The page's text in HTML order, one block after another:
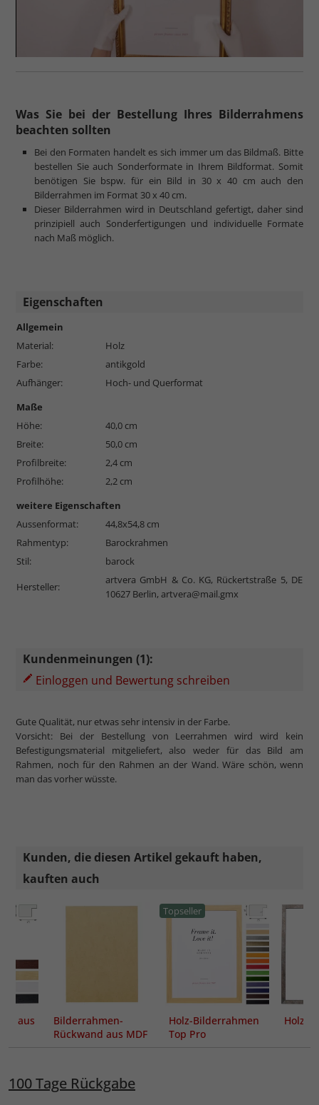
Was Sie bei der Bestellung Ihres Bilderrahmens
beachten sollten
Bei den Formaten handelt es sich immer um das Bildmaß. Bitte
bestellen Sie auch Sonderformate in Ihrem Bildformat. Somit
benötigen Sie bspw. für ein Bild in 30 x 40 cm auch den
Bilderrahmen im Format 30 x 40 cm.
Dieser Bilderrahmen wird in Deutschland gefertigt, daher sind
prinzipiell auch Sonderfertigungen und individuelle Formate
nach Maß möglich.
Eigenschaften
Allgemein
Material:
Holz
Farbe:
antikgold
Aufhänger:
Hoch- und Querformat
Maße
Höhe:
40,0 cm
Breite:
50,0 cm
Profilbreite:
2,4 cm
Profilhöhe:
2,2 cm
weitere Eigenschaften
Aussenformat:
44,8x54,8 cm
Rahmentyp:
Barockrahmen
Stil:
barock
Hersteller:
artvera GmbH & Co. KG, Rückertstraße 5, DE
10627 Berlin,artvera@mail.gmx
Kundenmeinungen (1):
Einloggen und Bewertung schreiben
Gute Qualität, nur etwas sehr intensiv in der Farbe.
Vorsicht: Bei der Bestellung von Leerrahmen wird wird kein
Befestigungsmaterial mitgeliefert, also weder für das Bild am
Rahmen, noch für den Rahmen an der Wand. Wäre schön, wenn
man das vorher wüsste.
Kunden, die diesen Artikel gekauft haben,
kauften auch
aus
Bilderrahmen-
Rückwand aus MDF
Topseller
Holz-Bilderrahmen
Top Pro
100 Tage Rückgabe